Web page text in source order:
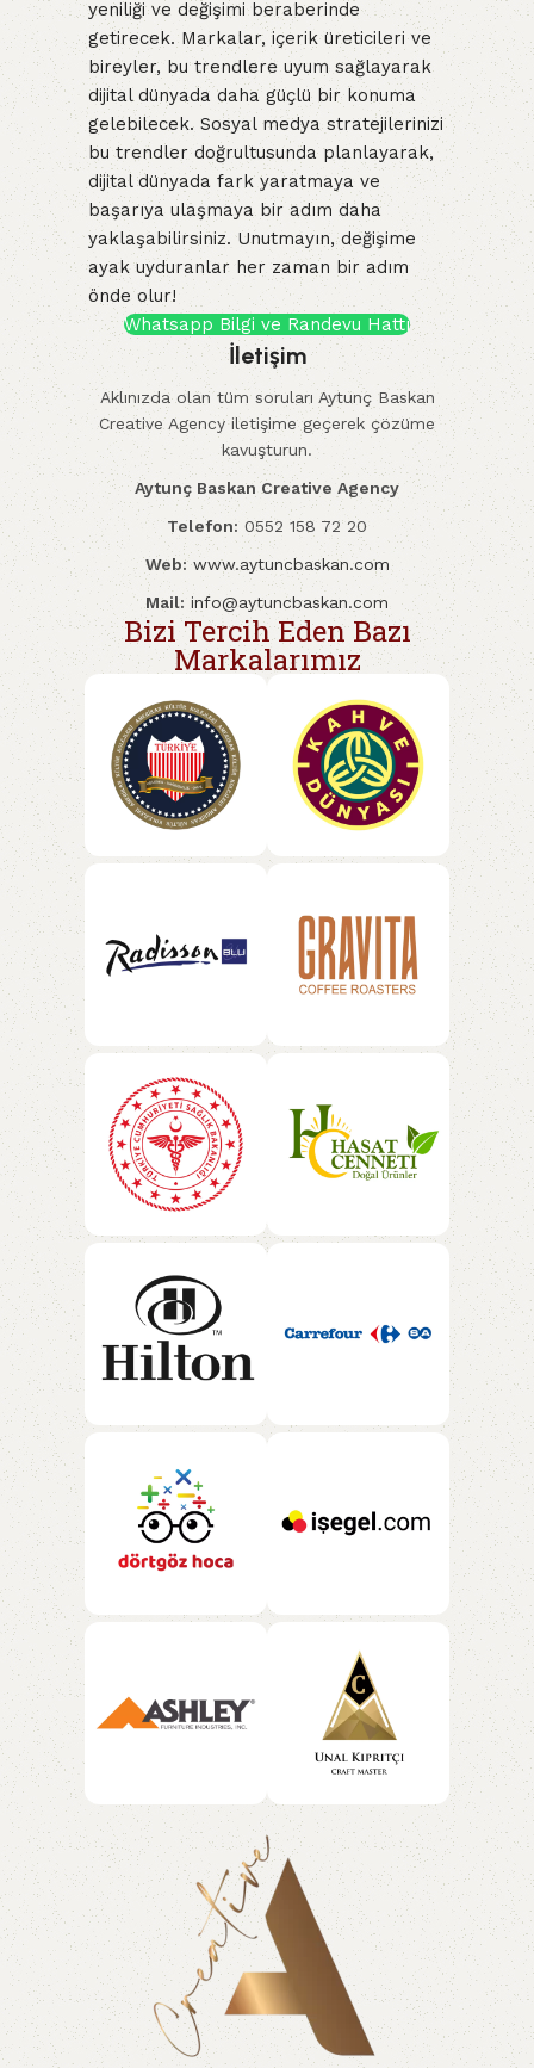
yeniliği ve değişimi beraberinde
getirecek. Markalar, içerik üreticileri ve
bireyler, bu trendlere uyum sağlayarak
dijital dünyada daha güçlü bir konuma
gelebilecek. Sosyal medya stratejilerinizi
bu trendler doğrultusunda planlayarak,
dijital dünyada fark yaratmaya ve
başarıya ulaşmaya bir adım daha
yaklaşabilirsiniz. Unutmayın, değişime
ayak uyduranlar her zaman bir adım
önde olur!
Whatsapp Bilgi ve Randevu Hattı
İletişim
Aklınızda olan tüm soruları Aytunç Baskan
Creative Agency iletişime geçerek çözüme
kavuşturun.
Aytunç Baskan Creative Agency
Telefon: 0552 158 72 20
Web: www.aytuncbaskan.com
Mail: info@aytuncbaskan.com
Bizi Tercih Eden Bazı
Markalarımız